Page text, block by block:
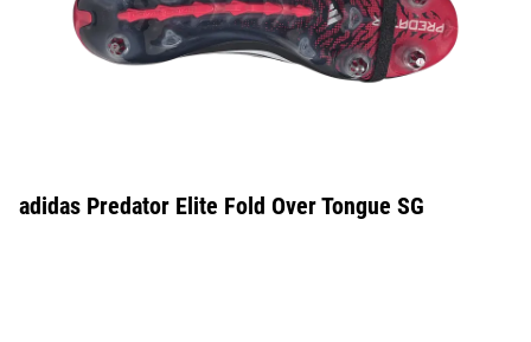
adidas Predator Elite Fold Over Tongue SG